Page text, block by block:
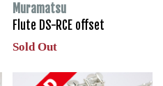
Muramatsu
Flute DS-RCE offset
Sold Out